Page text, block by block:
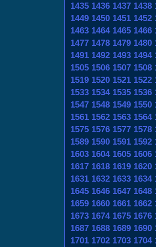
1435 1436 1437 1438
1449 1450 1451 1452
1463 1464 1465 1466
1477 1478 1479 1480
1491 1492 1493 1494
1505 1506 1507 1508
1519 1520 1521 1522
1533 1534 1535 1536
1547 1548 1549 1550
1561 1562 1563 1564
1575 1576 1577 1578
1589 1590 1591 1592
1603 1604 1605 1606
1617 1618 1619 1620
1631 1632 1633 1634
1645 1646 1647 1648
1659 1660 1661 1662
1673 1674 1675 1676
1687 1688 1689 1690
1701 1702 1703 1704